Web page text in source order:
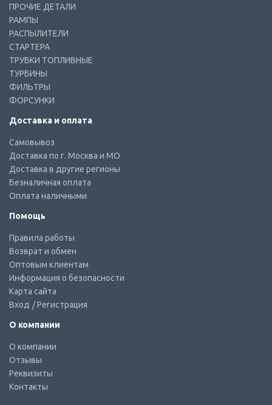
ПРОЧИЕ ДЕТАЛИ
РАМПЫ
РАСПЫЛИТЕЛИ
СТАРТЕРА
ТРУБКИ ТОПЛИВНЫЕ
ТУРБИНЫ
ФИЛЬТРЫ
ФОРСУНКИ
Доставка и оплата
Самовывоз
Доставка по г. Москва и МО
Доставка в другие регионы
Безналичная оплата
Оплата наличными
Помощь
Правила работы
Возврат и обмен
Оптовым клиентам
Информация о безопасности
Карта сайта
Вход / Регистрация
О компании
О компании
Отзывы
Реквизиты
Контакты